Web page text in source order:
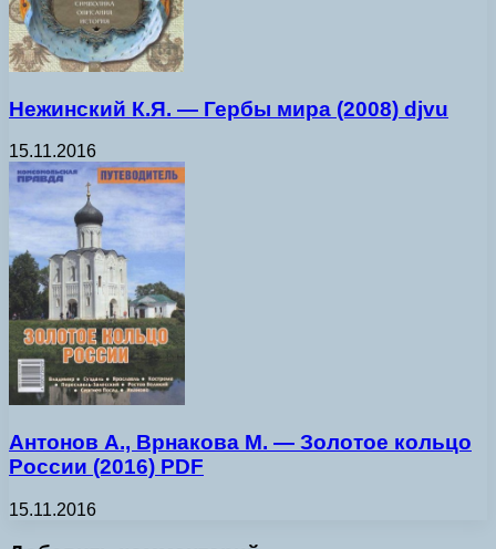
Нежинский К.Я. — Гербы мира (2008) djvu
15.11.2016
Антонов А., Врнакова М. — Золотое кольцо
России (2016) PDF
15.11.2016